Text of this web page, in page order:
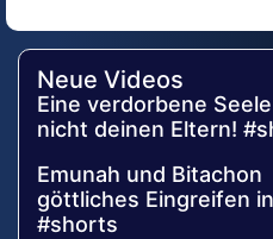
Alternative:
Neue Videos
Eine verdorbene
nicht deinen Eltern!
Emunah und
göttliches Eingreifen
#shorts